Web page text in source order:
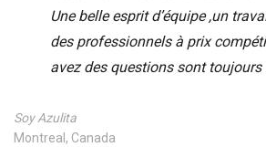
Une belle esprit d’équipe ,un
des professionnels à prix
avez des questions sont toujours
Soy Azulita
Montreal, Canada